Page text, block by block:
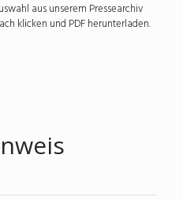
aus unserem Pressearchiv
klicken und PDF herunterladen.